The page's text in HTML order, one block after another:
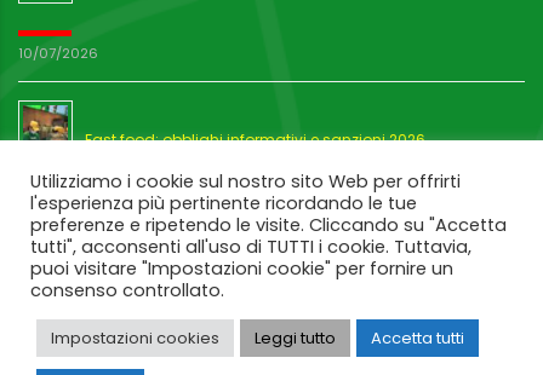
10/07/2026
Fast food: obblighi informativi e sanzioni 2026
03/07/2026
Utilizziamo i cookie sul nostro sito Web per offrirti
l'esperienza più pertinente ricordando le tue
preferenze e ripetendo le visite. Cliccando su "Accetta
tutti", acconsenti all'uso di TUTTI i cookie. Tuttavia,
puoi visitare "Impostazioni cookie" per fornire un
consenso controllato.
Impostazioni cookies Leggi tutto Accetta tutti